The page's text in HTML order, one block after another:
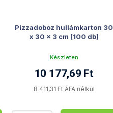
Pizzadoboz hullámkarton 30
x 30 x 3 cm [100 db]
Készleten
10 177,69 Ft
8 411,31 Ft ÁFA nélkül